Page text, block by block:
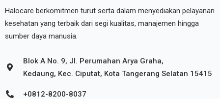
Halocare berkomitmen turut serta dalam menyediakan pelayanan
kesehatan yang terbaik dari segi kualitas, manajemen hingga
sumber daya manusia.
Blok A No. 9, Jl. Perumahan Arya Graha,
Kedaung, Kec. Ciputat, Kota Tangerang Selatan 15415
+0812-8200-8037